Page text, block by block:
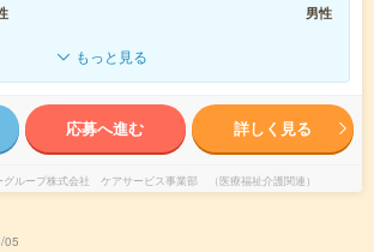
男性
もっと見る
応募へ進む 詳しく見る
グループ株式会社 ケアサービス事業部 （医療福祉介護関連）
05